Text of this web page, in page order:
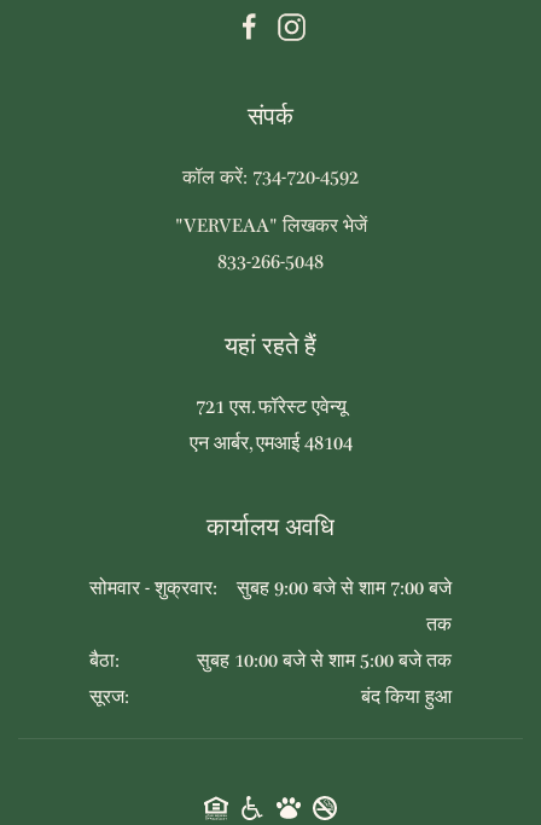
संपर्क
कॉल करें: 734-720-4592
"VERVEAA" लिखकर भेजें
833-266-5048
यहां रहते हैं
721 एस. फॉरेस्ट एवेन्यू
एन आर्बर, एमआई 48104
कार्यालय अवधि
सोमवार - शुक्रवार:
सुबह 9:00 बजे से शाम 7:00 बजे
तक
बैठा:
सुबह 10:00 बजे से शाम 5:00 बजे तक
सूरज:
बंद किया हुआ